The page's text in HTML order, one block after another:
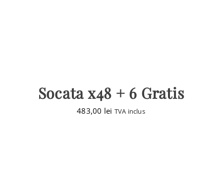
Socata x48 + 6 Gratis
483,00 lei TVA inclus